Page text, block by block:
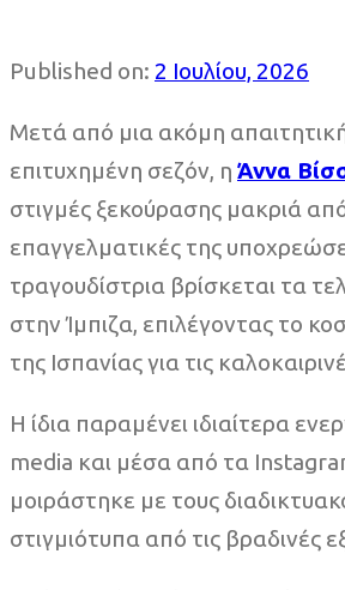
Published on: 2 Ιουλίου, 2026
Μετά από μια ακόμη
επιτυχημένη σεζόν, η Άννα
στιγμές ξεκούρασης μακριά
επαγγελματικές της
τραγουδίστρια βρίσκεται τα
στην Ίμπιζα, επιλέγοντας το
της Ισπανίας για τις
Η ίδια παραμένει ιδιαίτερα
media και μέσα από τα
μοιράστηκε με τους
στιγμιότυπα από τις βραδινές